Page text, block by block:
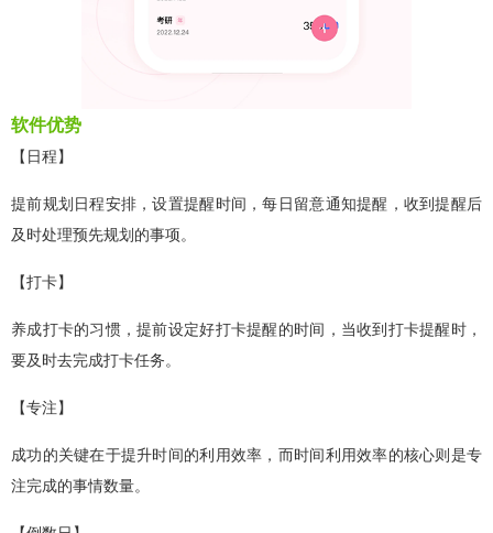
软件优势
【日程】
提前规划日程安排，设置提醒时间，每日留意通知提醒，收到提醒后
及时处理预先规划的事项。
【打卡】
养成打卡的习惯，提前设定好打卡提醒的时间，当收到打卡提醒时，
要及时去完成打卡任务。
【专注】
成功的关键在于提升时间的利用效率，而时间利用效率的核心则是专
注完成的事情数量。